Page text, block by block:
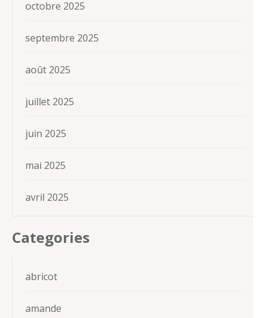
octobre 2025
septembre 2025
août 2025
juillet 2025
juin 2025
mai 2025
avril 2025
Categories
abricot
amande